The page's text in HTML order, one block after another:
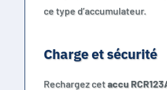
ce type d’accumulateur.
Charge et sécurité
Rechargez cetaccu